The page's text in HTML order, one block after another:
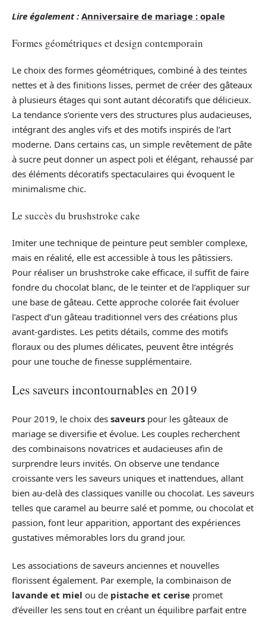
Lire également : Anniversaire de mariage : opale
Formes géométriques et design contemporain
Le choix des formes géométriques, combiné à des teintes
nettes et à des finitions lisses, permet de créer des gâteaux
à plusieurs étages qui sont autant décoratifs que délicieux.
La tendance s’oriente vers des structures plus audacieuses,
intégrant des angles vifs et des motifs inspirés de l’art
moderne. Dans certains cas, un simple revêtement de pâte
à sucre peut donner un aspect poli et élégant, rehaussé par
des éléments décoratifs spectaculaires qui évoquent le
minimalisme chic.
Le succès du brushstroke cake
Imiter une technique de peinture peut sembler complexe,
mais en réalité, elle est accessible à tous les pâtissiers.
Pour réaliser un brushstroke cake efficace, il suffit de faire
fondre du chocolat blanc, de le teinter et de l’appliquer sur
une base de gâteau. Cette approche colorée fait évoluer
l’aspect d’un gâteau traditionnel vers des créations plus
avant-gardistes. Les petits détails, comme des motifs
floraux ou des plumes délicates, peuvent être intégrés
pour une touche de finesse supplémentaire.
Les saveurs incontournables en 2019
Pour 2019, le choix des saveurs pour les gâteaux de
mariage se diversifie et évolue. Les couples recherchent
des combinaisons novatrices et audacieuses afin de
surprendre leurs invités. On observe une tendance
croissante vers les saveurs uniques et inattendues, allant
bien au-delà des classiques vanille ou chocolat. Les saveurs
telles que caramel au beurre salé et pomme, ou chocolat et
passion, font leur apparition, apportant des expériences
gustatives mémorables lors du grand jour.
Les associations de saveurs anciennes et nouvelles
florissent également. Par exemple, la combinaison de
lavande et miel ou de pistache et cerise promet
d’éveiller les sens tout en créant un équilibre parfait entre